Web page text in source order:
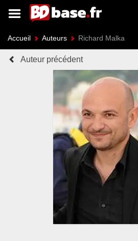
Accueil Auteurs Richard Malka
Auteur précédent